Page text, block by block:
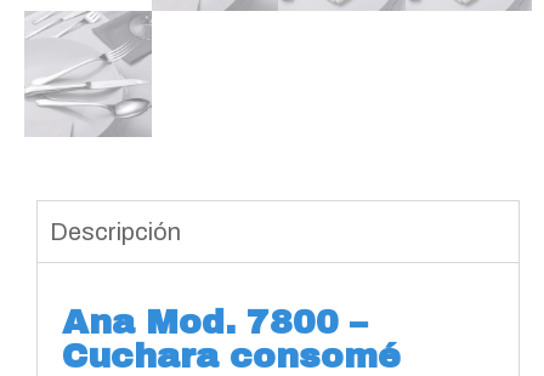
Descripción
Ana Mod. 7800 –
Cuchara consomé